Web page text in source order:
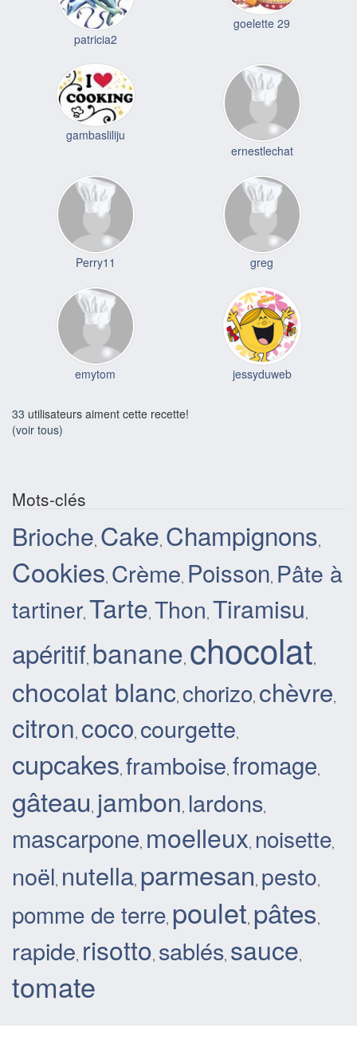
patricia2
goelette 29
gambasliliju
ernestlechat
Perry11 greg
emytom jessyduweb
33 utilisateurs aiment cette recette!
(voir tous)
Mots-clés
Brioche, Cake, Champignons,
Cookies, Crème, Poisson, Pâte à
tartiner, Tarte, Thon, Tiramisu,
apéritif, banane, chocolat,
chocolat blanc, chorizo, chèvre,
citron, coco, courgette,
cupcakes, framboise, fromage,
gâteau, jambon, lardons,
mascarpone, moelleux, noisette,
noël, nutella, parmesan, pesto,
pomme de terre, poulet, pâtes,
rapide, risotto, sablés, sauce,
tomate